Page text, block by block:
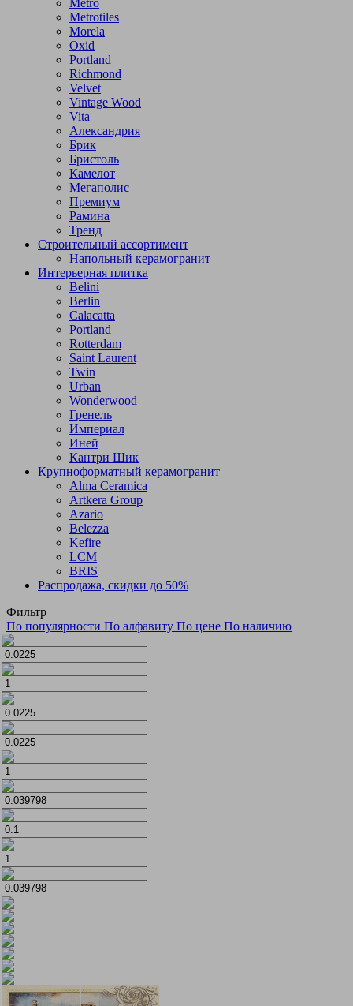
Metrotiles
Morela
Oxid
Portland
Richmond
Velvet
Vintage Wood
Vita
Александрия
Брик
Бристоль
Камелот
Мегаполис
Премиум
Рамина
Тренд
Строительный ассортимент
Напольный керамогранит
Интерьерная плитка
Belini
Berlin
Calacatta
Portland
Rotterdam
Saint Laurent
Twin
Urban
Wonderwood
Гренель
Империал
Иней
Кантри Шик
Крупноформатный керамогранит
Alma Ceramica
Artkera Group
Azario
Belezza
Kefire
LCM
BRIS
Распродажа, скидки до 50%
Фильтр
По популярности По алфавиту По цене По наличию